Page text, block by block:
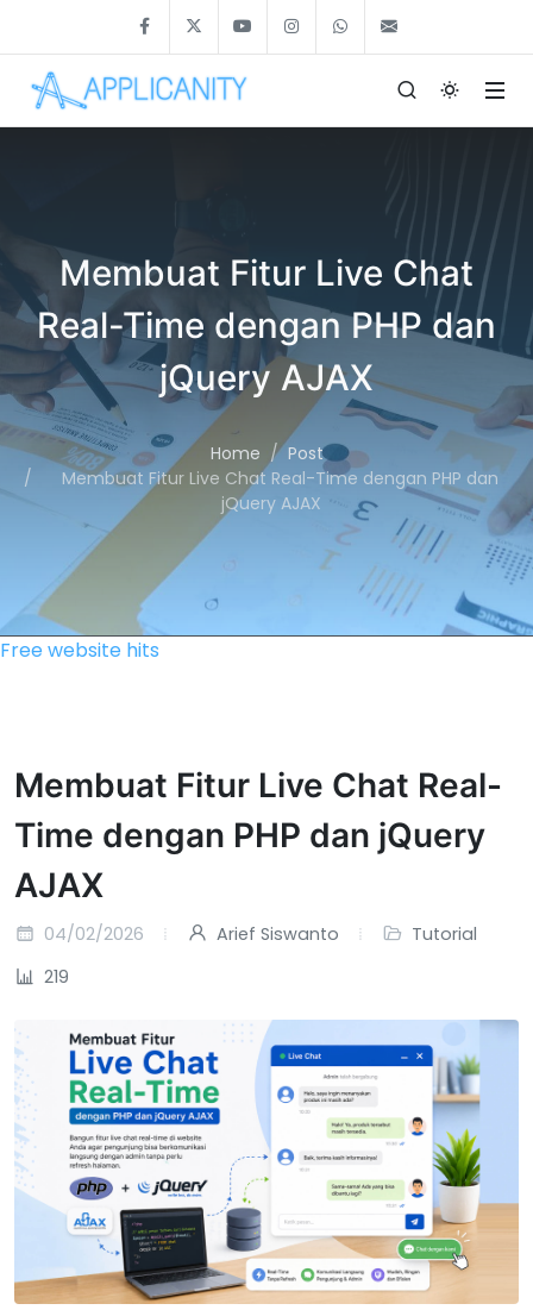
Membuat Fitur Live Chat
Real-Time dengan PHP dan
jQuery AJAX
Home
Post
Membuat Fitur Live Chat Real-Time dengan PHP dan
jQuery AJAX
Free website hits
Membuat Fitur Live Chat Real-
Time dengan PHP dan jQuery
AJAX
04/02/2026 Arief Siswanto
Tutorial
219